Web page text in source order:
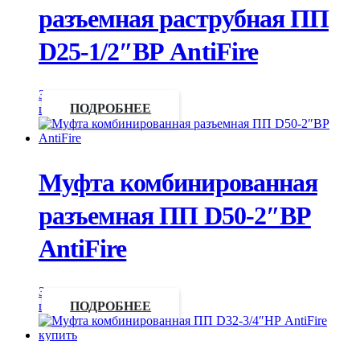
разъемная раструбная ПП
D25-1/2″ВР AntiFire
Запросить
цену
ПОДРОБНЕЕ
Муфта комбинированная
разъемная ПП D50-2″ВР
AntiFire
Запросить
цену
ПОДРОБНЕЕ